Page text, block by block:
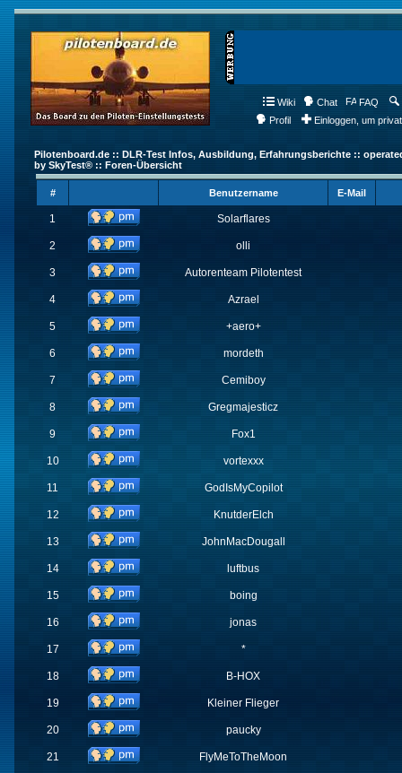
Wiki Chat FAQ
Profil
Einloggen, um
Pilotenboard.de :: DLR-Test Infos, Ausbildung, Erfahrungsberichte ::
by SkyTest® :: Foren-Übersicht
# Benutzername E-Mail
1 Solarflares
2 olli
3 Autorenteam Pilotentest
4 Azrael
5 +aero+
6 mordeth
7 Cemiboy
8 Gregmajesticz
9 Fox1
10 vortexxx
11 GodIsMyCopilot
12 KnutderElch
13 JohnMacDougall
14 luftbus
15 boing
16 jonas
17 *
18 B-HOX
19 Kleiner Flieger
20 paucky
21 FlyMeToTheMoon